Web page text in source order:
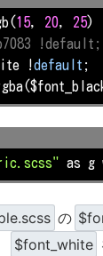
15, 20, 25)
!default;
!default ;
as g
の
$font_white